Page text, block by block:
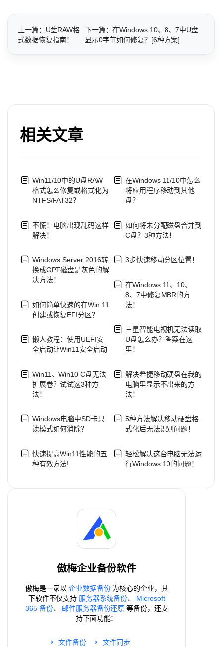
上一篇：U盘RAW格
式数据恢复指南！
下一篇：在Windows 10、8、7中U盘
显示0字节如何修复？[6种方案]
相关文章
Win11/10中的U盘RAW
格式怎么修复或格式化为
NTFS/FAT32？
不慌！电脑出现乱码这样
解决！
Windows Server 2016转
换成GPT磁盘是灰色的解
决方法！
如何简单快速的在Win 11
创建或恢复EFI分区？
懒人教程：使用UEFI安
全启动让Win11安全启动
Win11、Win10 C盘无法
扩展卷？试试这3种方
法！
Windows电脑中SD卡只
读模式如何消除？
快速提高Win11性能的五
种有效方法!
在Windows 11/10中怎么
将应用程序移动到其他
盘？
如何将未分配磁盘合并到
C盘？3种方法！
3步快速移动分区位置！
在Windows 11、10、
8、7中修复MBR的方
法！
三星智能电视机无法读取
U盘怎么办？答案在这
里！
解决希捷移动硬盘在我的
电脑里显示不出来的方
法！
5种方法解决移动硬盘格
式化后无法识别问题！
轻松解决这台电脑无法运
行Windows 10的问题！
傲梅企业备份软件
傲梅是一家以 企业数据备份 为核心的企业，其
下软件不仅支持 服务器系统备份、 Microsoft
365 备份、 邮件服务器备份还原 等备份，还支
持下面功能：
文件备份
文件同步